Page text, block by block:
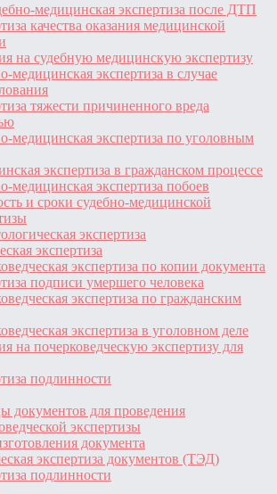
медицинская экспертиза после ДТП
качества оказания медицинской
на судебную медицинскую экспертизу
медицинская экспертиза в случае
тяжести причиненного вреда
медицинская экспертиза по уголовным
экспертиза в гражданском процессе
медицинская экспертиза побоев
и сроки судебно-медицинской
экспертиза
экспертиза
экспертиза по копии документа
подписи умершего человека
экспертиза по гражданским
экспертиза в уголовном деле
на почерковедческую экспертизу для
подлинности
документов для проведения
экспертизы
документа
экспертиза документов (ТЭД)
подлинности